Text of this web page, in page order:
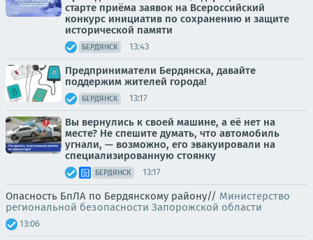
старте приёма заявок на Всероссийский
конкурс инициатив по сохранению и защите
исторической памяти
БЕРДЯНСК 13:43
Предприниматели Бердянска, давайте
поддержим жителей города!
БЕРДЯНСК 13:17
Вы вернулись к своей машине, а её нет на
месте? Не спешите думать, что автомобиль
угнали, — возможно, его эвакуировали на
специализированную стоянку
БЕРДЯНСК 13:17
Опасность БпЛА по Бердянскому району// Министерство
региональной безопасности Запорожской области
13:06